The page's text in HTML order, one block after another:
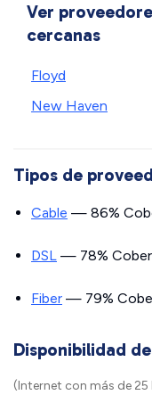
Ver
cercanas
Floyd
New Haven
Tipos de
Cable — 86%
DSL — 78%
Fiber — 79%
Disponibilidad
(Internet con más de 25